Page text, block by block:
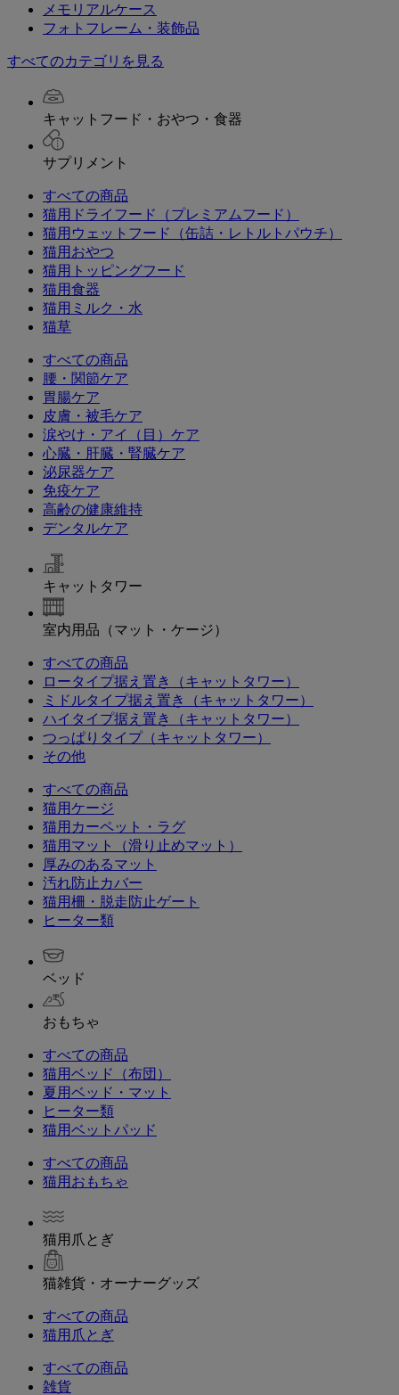
メモリアルケース
フォトフレーム・装飾品
すべてのカテゴリを見る
キャットフード・おやつ・食器
サプリメント
すべての商品
猫用ドライフード（プレミアムフード）
猫用ウェットフード（缶詰・レトルトパウチ）
猫用おやつ
猫用トッピングフード
猫用食器
猫用ミルク・水
猫草
すべての商品
腰・関節ケア
胃腸ケア
皮膚・被毛ケア
涙やけ・アイ（目）ケア
心臓・肝臓・腎臓ケア
泌尿器ケア
免疫ケア
高齢の健康維持
デンタルケア
キャットタワー
室内用品（マット・ケージ）
すべての商品
ロータイプ据え置き（キャットタワー）
ミドルタイプ据え置き（キャットタワー）
ハイタイプ据え置き（キャットタワー）
つっぱりタイプ（キャットタワー）
その他
すべての商品
猫用ケージ
猫用カーペット・ラグ
猫用マット（滑り止めマット）
厚みのあるマット
汚れ防止カバー
猫用柵・脱走防止ゲート
ヒーター類
ベッド
おもちゃ
すべての商品
猫用ベッド（布団）
夏用ベッド・マット
ヒーター類
猫用ベットパッド
すべての商品
猫用おもちゃ
猫用爪とぎ
猫雑貨・オーナーグッズ
すべての商品
猫用爪とぎ
すべての商品
雑貨